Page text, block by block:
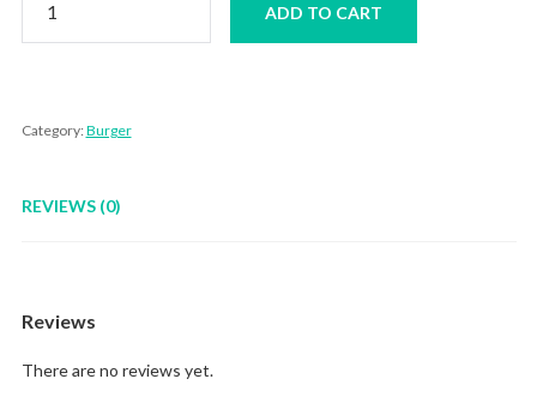
Daging
Special
ADD TO CART
Category: Burger
REVIEWS (0)
Reviews
There are no reviews yet.